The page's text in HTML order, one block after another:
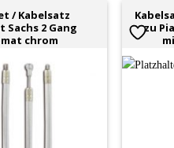
/ Kabelsatz
2 Gang
chrom
zu